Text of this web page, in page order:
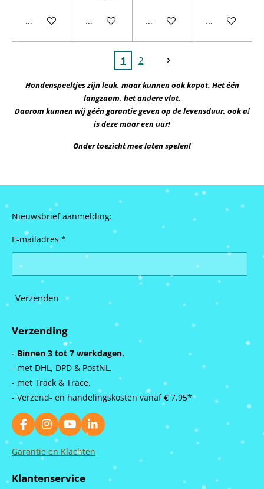
In winkelwagenIn winkelwagenIn winkelwagenIn
1 2
Hondenspeeltjes zijn leuk, maar kunnen ook kapot. Het één
langzaam, het andere vlot.
Daarom kunnen wij géén garantie geven op de levensduur, ook al
is deze maar een uur!
Onder toezicht mee laten spelen!
Nieuwsbrief aanmelding:
E-mailadres *
Verzenden
Verzending
- Binnen 3 tot 7 werkdagen.
- met DHL, DPD & PostNL.
- met Track & Trace.
- Verzend- en handelingskosten vanaf € 7,95*
F
a
c
o
I
n
s
g
Y
o
u
u
b
L
i
n
Garantie en Klachten
Klantenservice